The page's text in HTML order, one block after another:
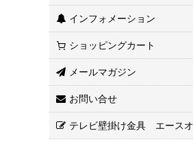
インフォメーション
ショッピングカート
メールマガジン
お問い合せ
テレビ壁掛け金具 エース